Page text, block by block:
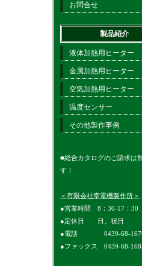
お問合せ
製品紹介
液体加熱用ヒーター
金属加熱用ヒーター
空気加熱用ヒーター
温度センサー
その他製作事例
■総合カタログのご請求は
す！
＜有限会社幸電機製作所＞
●営業時間 8：30-17：30
●定休日 日、祝日
●電話 0439-68-
●ファックス 0439-68-